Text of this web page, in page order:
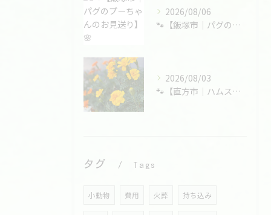
2026/08/06
🐾【飯塚市｜パグのプーちゃんのお見送り】🌸
2026/08/03
🐾【直方市｜ハムスターの大福くんのお見送り】🌸
タグ Tags
小動物 費用 火葬 持ち込み